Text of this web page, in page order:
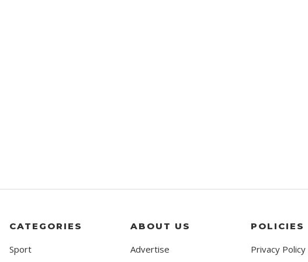
CATEGORIES
Sport
ABOUT US
Advertise
POLICIES
Privacy Policy